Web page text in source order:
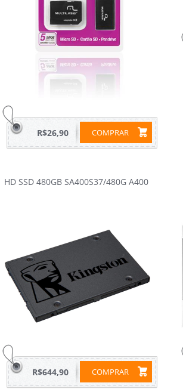
COMPRAR
R$26,90
HD SSD 480GB SA400S37/480G A400
COMPRAR
R$644,90